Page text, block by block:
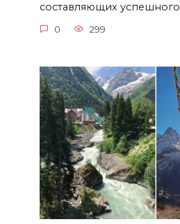
составляющих успешного
0 299